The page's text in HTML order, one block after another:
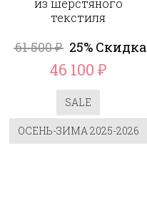
из шерстяного
текстиля
61 500₽ 25% Скидка
46 100₽
SALE
ОСЕНЬ-ЗИМА 2025-2026